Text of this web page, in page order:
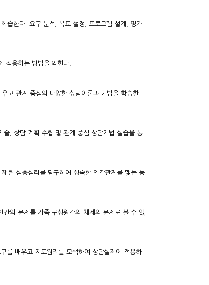
습한다. 요구 분석, 목표 설정, 프로그램 설계, 평가
적용하는 방법을 익힌다.
고 관계 중심의 다양한 상담이론과 기법을 학습한
술, 상담 계획 수립 및 관계 중심 상담기법 실습을 통
된 심층심리를 탐구하여 성숙한 인간관계를 맺는 능
의 문제를 가족 구성원간의 체제의 문제로 볼 수 있
를 배우고 지도원리를 모색하여 상담실제에 적용하